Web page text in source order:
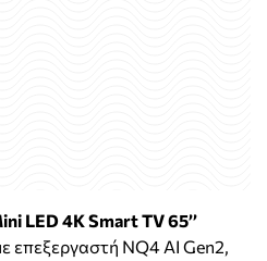
LED 4K Smart TV 65’’
επεξεργαστή NQ4 AI Gen2,